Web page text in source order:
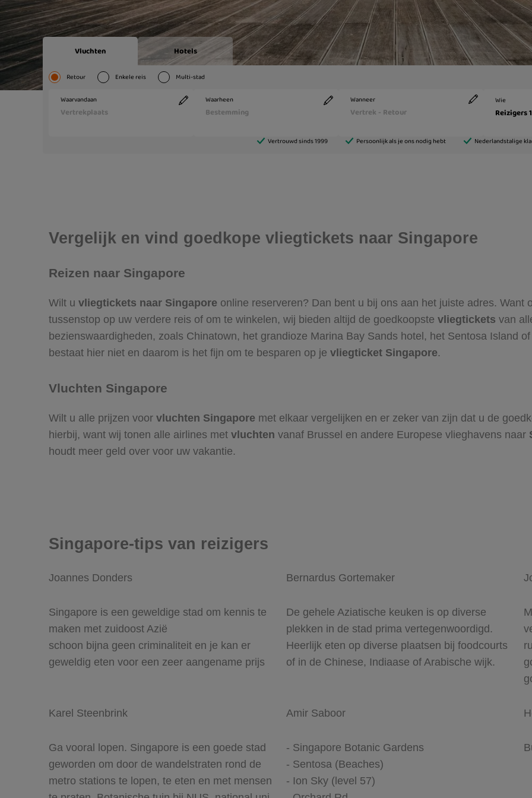
Vergelijk en vind goedkope vliegtickets naar Singapore
Reizen naar Singapore
Wilt u vliegtickets naar Singapore online reserveren? Dan bent u bij ons aan het juiste adres. Want
tussenstop op uw verdere reis of om te winkelen, wij bieden altijd de goedkoopste vliegtickets van
bezienswaardigheden, zoals Chinatown, het grandioze Marina Bay Sands hotel, het Sentosa Island
bestaat hier niet en daarom is het fijn om te besparen op je vliegticket Singapore.
Vluchten Singapore
Wilt u alle prijzen voor vluchten Singapore met elkaar vergelijken en er zeker van zijn dat u de
hierbij, want wij tonen alle airlines met vluchten vanaf Brussel en andere Europese vlieghavens naar
houdt meer geld over voor uw vakantie.
Singapore-tips van reizigers
Joannes Donders
Singapore is een geweldige stad om kennis te
maken met zuidoost Azië
schoon bijna geen criminaliteit en je kan er
geweldig eten voor een zeer aangename prijs
Bernardus Gortemaker
De gehele Aziatische keuken is op diverse
plekken in de stad prima vertegenwoordigd.
Heerlijk eten op diverse plaatsen bij foodcourts
of in de Chinese, Indiaase of Arabische wijk.
Karel Steenbrink
Ga vooral lopen. Singapore is een goede stad
geworden om door de wandelstraten rond de
metro stations te lopen, te eten en met mensen
Amir Saboor
- Singapore Botanic Gardens
- Sentosa (Beaches)
- Ion Sky (level 57)